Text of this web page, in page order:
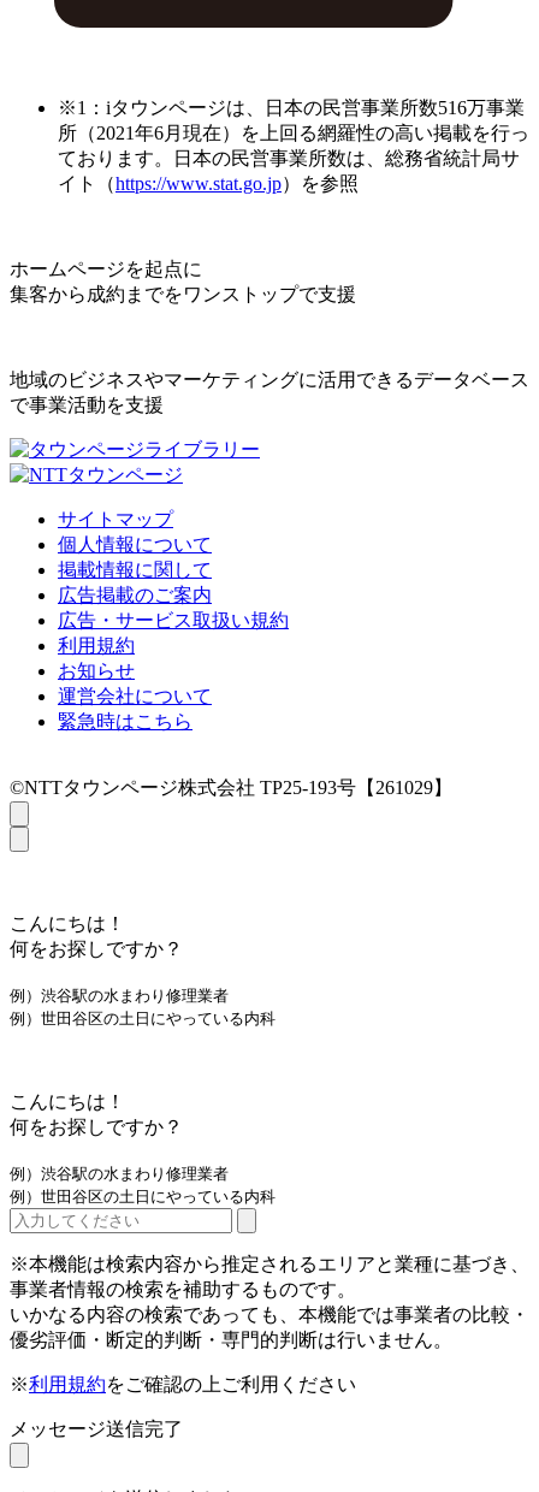
※1：iタウンページは、日本の民営事業所数516万事業
所（2021年6月現在）を上回る網羅性の高い掲載を行っ
ております。日本の民営事業所数は、総務省統計局サ
イト（https://www.stat.go.jp）を参照
ホームページを起点に
集客から成約までをワンストップで支援
地域のビジネスやマーケティングに活用できるデータベース
で事業活動を支援
サイトマップ
個人情報について
掲載情報に関して
広告掲載のご案内
広告・サービス取扱い規約
利用規約
お知らせ
運営会社について
緊急時はこちら
©NTTタウンページ株式会社 TP25-193号【261029】
こんにちは！
何をお探しですか？
例）渋谷駅の水まわり修理業者
例）世田谷区の土日にやっている内科
こんにちは！
何をお探しですか？
例）渋谷駅の水まわり修理業者
例）世田谷区の土日にやっている内科
※本機能は検索内容から推定されるエリアと業種に基づき、
事業者情報の検索を補助するものです。
いかなる内容の検索であっても、本機能では事業者の比較・
優劣評価・断定的判断・専門的判断は行いません。
※利用規約をご確認の上ご利用ください
メッセージ送信完了